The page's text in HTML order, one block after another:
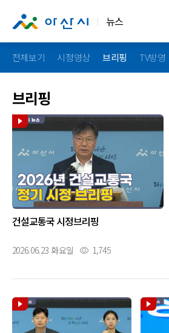
뉴스
전체보기 시정영상 브리핑 TV방영
브리핑
건설교통국 시정브리핑
2026.06.23 화요일 1,745